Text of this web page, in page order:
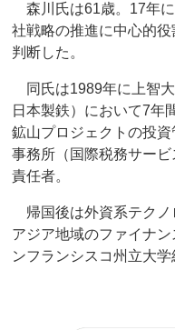
森川氏は61歳。17年
社戦略の推進に中心的
判断した。
同氏は1989年に上智
日本製鉄）において7年
鉱山プロジェクトの投
事務所（国際税務サー
責任者。
帰国後は外資系テクノ
アジア地域のファイナ
ンフランシスコ州立大